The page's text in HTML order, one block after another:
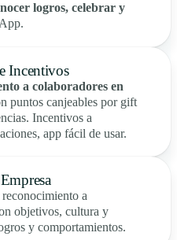
logros, celebrar y
Incentivos
a colaboradores en
puntos canjeables por gift
Incentivos a
app fácil de usar.
a
objetivos, cultura y
y comportamientos.